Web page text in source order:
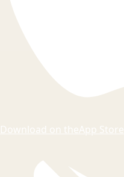
Download on theApp Store